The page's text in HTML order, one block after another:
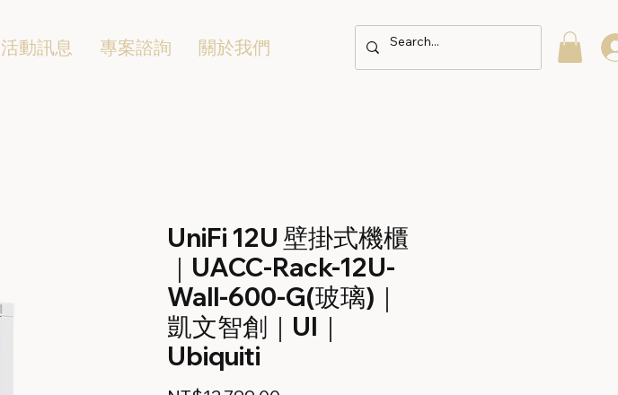
活動訊息 專案諮詢 關於我們
UniFi 12U 壁掛式機櫃
｜UACC-Rack-12U-
Wall-600-G(玻璃)｜
凱文智創｜UI｜
Ubiquiti